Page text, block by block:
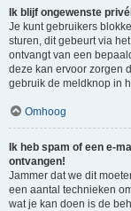
Ik blijf ongewenste
Je kunt gebruikers
sturen, dit gebeurt via
ontvangt van een
deze kan ervoor zorgen
gebruik de meldknop in
Omhoog
Ik heb spam of een e-
ontvangen!
Jammer dat we dit
een aantal technieken
wat je kan doen is de